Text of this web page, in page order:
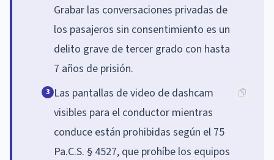
Grabar las conversaciones privadas de
los pasajeros sin consentimiento es un
delito grave de tercer grado con hasta
7 años de prisión.
3 Las pantallas de video de dashcam
visibles para el conductor mientras
conduce están prohibidas según el 75
Pa.C.S. § 4527, que prohíbe los equipos